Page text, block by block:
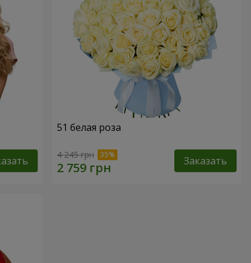
51 белая роза
4 245 грн Заказать